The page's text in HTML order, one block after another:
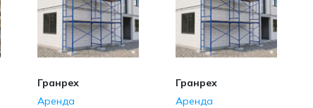
Гранрех
Аренда
Гранрех
Аренда